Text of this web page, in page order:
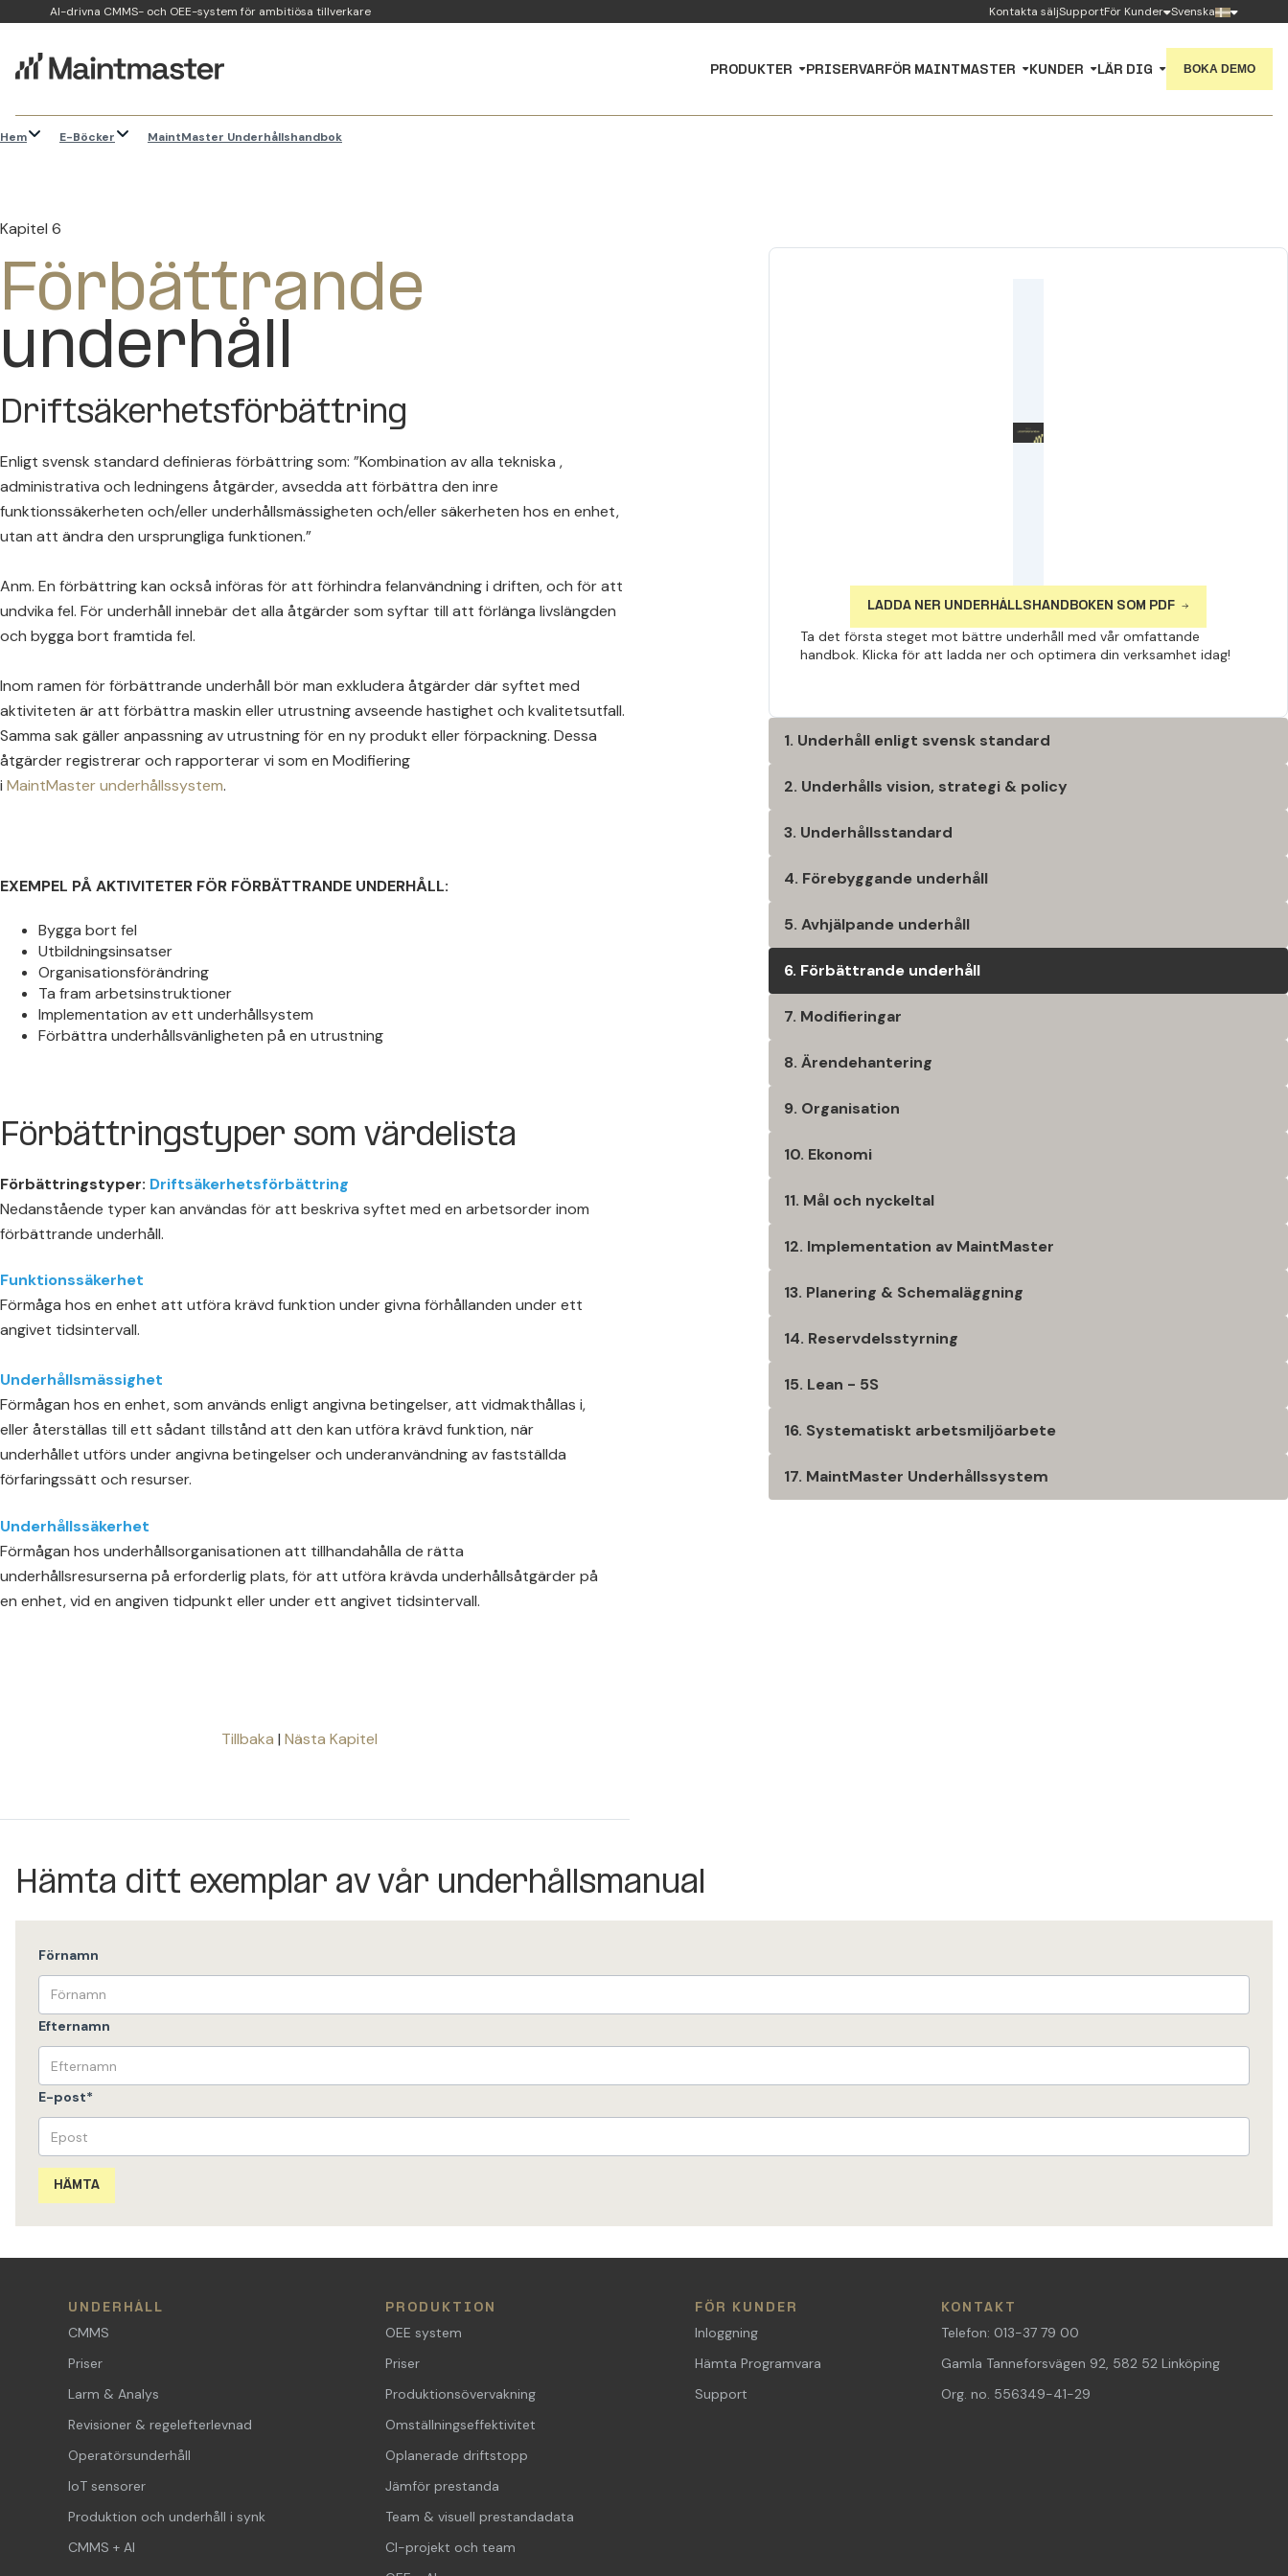
AI-drivna CMMS- och OEE-system för ambitiösa tillverkare Kontakta säljSupportFör Kunder Svenska
PRODUKTER PRISERVARFÖR MAINTMASTER KUNDER LÄR DIG BOKA DEMO
Hem E-Böcker MaintMaster Underhållshandbok
Kapitel 6
Förbättrande
underhåll
Driftsäkerhetsförbättring
Enligt svensk standard definieras förbättring som: ”Kombination av alla tekniska ,
administrativa och ledningens åtgärder, avsedda att förbättra den inre
funktionssäkerheten och/eller underhållsmässigheten och/eller säkerheten hos en enhet,
utan att ändra den ursprungliga funktionen.”
Anm. En förbättring kan också införas för att förhindra felanvändning i driften, och för att
undvika fel. För underhåll innebär det alla åtgärder som syftar till att förlänga livslängden
och bygga bort framtida fel.
Inom ramen för förbättrande underhåll bör man exkludera åtgärder där syftet med
aktiviteten är att förbättra maskin eller utrustning avseende hastighet och kvalitetsutfall.
Samma sak gäller anpassning av utrustning för en ny produkt eller förpackning. Dessa
åtgärder registrerar och rapporterar vi som en Modifiering
i MaintMaster underhållssystem.
EXEMPEL PÅ AKTIVITETER FÖR FÖRBÄTTRANDE UNDERHÅLL:
Bygga bort fel
Utbildningsinsatser
Organisationsförändring
Ta fram arbetsinstruktioner
Implementation av ett underhållsystem
Förbättra underhållsvänligheten på en utrustning
Förbättringstyper som värdelista
Förbättringstyper: Driftsäkerhetsförbättring
Nedanstående typer kan användas för att beskriva syftet med en arbetsorder inom
förbättrande underhåll.
Funktionssäkerhet
Förmåga hos en enhet att utföra krävd funktion under givna förhållanden under ett
angivet tidsintervall.
Underhållsmässighet
Förmågan hos en enhet, som används enligt angivna betingelser, att vidmakthållas i,
eller återställas till ett sådant tillstånd att den kan utföra krävd funktion, när
underhållet utförs under angivna betingelser och underanvändning av fastställda
förfaringssätt och resurser.
Underhållssäkerhet
Förmågan hos underhållsorganisationen att tillhandahålla de rätta
underhållsresurserna på erforderlig plats, för att utföra krävda underhållsåtgärder på
en enhet, vid en angiven tidpunkt eller under ett angivet tidsintervall.
Tillbaka | Nästa Kapitel
LADDA NER UNDERHÅLLSHANDBOKEN SOM PDF
Ta det första steget mot bättre underhåll med vår omfattande
handbok. Klicka för att ladda ner och optimera din verksamhet idag!
1. Underhåll enligt svensk standard
2. Underhålls vision, strategi & policy
3. Underhållsstandard
4. Förebyggande underhåll
5. Avhjälpande underhåll
6. Förbättrande underhåll
7. Modifieringar
8. Ärendehantering
9. Organisation
10. Ekonomi
11. Mål och nyckeltal
12. Implementation av MaintMaster
13. Planering & Schemaläggning
14. Reservdelsstyrning
15. Lean - 5S
16. Systematiskt arbetsmiljöarbete
17. MaintMaster Underhållssystem
Hämta ditt exemplar av vår underhållsmanual
Förnamn
Efternamn
E-post*
UNDERHÅLL
CMMS
Priser
Larm & Analys
Revisioner & regelefterlevnad
Operatörsunderhåll
IoT sensorer
Produktion och underhåll i synk
CMMS + AI
PRODUKTION
OEE system
Priser
Produktionsövervakning
Omställningseffektivitet
Oplanerade driftstopp
Jämför prestanda
Team & visuell prestandadata
CI-projekt och team
FÖR KUNDER
Inloggning
Hämta Programvara
Support
KONTAKT
Telefon: 013-37 79 00
Gamla Tanneforsvägen 92, 582 52 Linköping
Org. no. 556349-41-29